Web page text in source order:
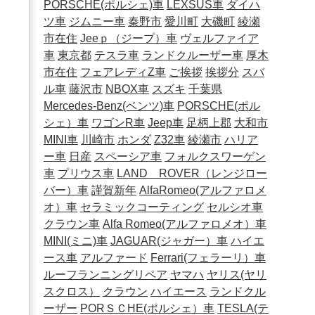
PORSCHE(ポルシェ)車 LEXSUS車 ダイハ
ツ車 ジムニー車 秦野市 愛川町 大磯町 綾瀬
市在住 Jeeｐ（ジープ）車 ヴェルファイア
車 東京都 テスラ車 ランドクルーザー車 厚木
市在住 フェアレディZ車 ご挨拶 挨拶分 スバ
ル車 藤沢市 NBOX車 スズキ 千葉県
Mercedes-Benz(ベンツ)車 PORSCHE(ポル
シェ）車 ワゴンR車 Jeep車 足柄上郡 大和市
MINI車 川崎市 ホンダ Z32車 綾瀬市 ハリア
ー車 日産 スペーシア車 フォルクスワーゲン
車 プリウス車 LAND ROVER（レンジロー
バー）車 謹賀新年 AlfaRomeo(アルファロメ
オ）車 セラミックコーティング セルシオ車
クラウン車 Alfa Romeo(アルファロメオ）車
MINI(ミニ)車 JAGUAR(ジャガー）車 ハイエ
ース車 アルファード Ferrari(フェラーリ）車
ルーフランニングリペア ヤマハ ヤリス(ヤリ
スクロス）
クラウン ハイエース ランドクル
ーザー PORＳＣHE(ポルシェ）車 TESLA(テ